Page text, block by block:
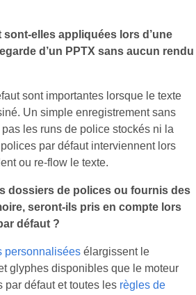
appliquées lors d’une
d’un PPTX sans aucun rendu
sont importantes lorsque le texte
Un simple enregistrement sans
les runs de police stockés ni la
par défaut interviennent lors
ou re‑flow le texte.
dossiers de polices ou fournis des
seront‑ils pris en compte lors
défaut ?
personnalisées élargissent le
glyphes disponibles que le moteur
par défaut et toutes les règles de